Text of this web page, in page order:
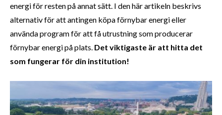
energi för resten på annat sätt. I den här artikeln beskrivs
alternativ för att antingen köpa förnybar energi eller
använda program för att få utrustning som producerar
förnybar energi på plats. Det viktigaste är att hitta det
som fungerar för din institution!